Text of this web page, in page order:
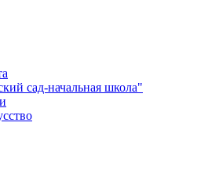
сад-начальная школа"